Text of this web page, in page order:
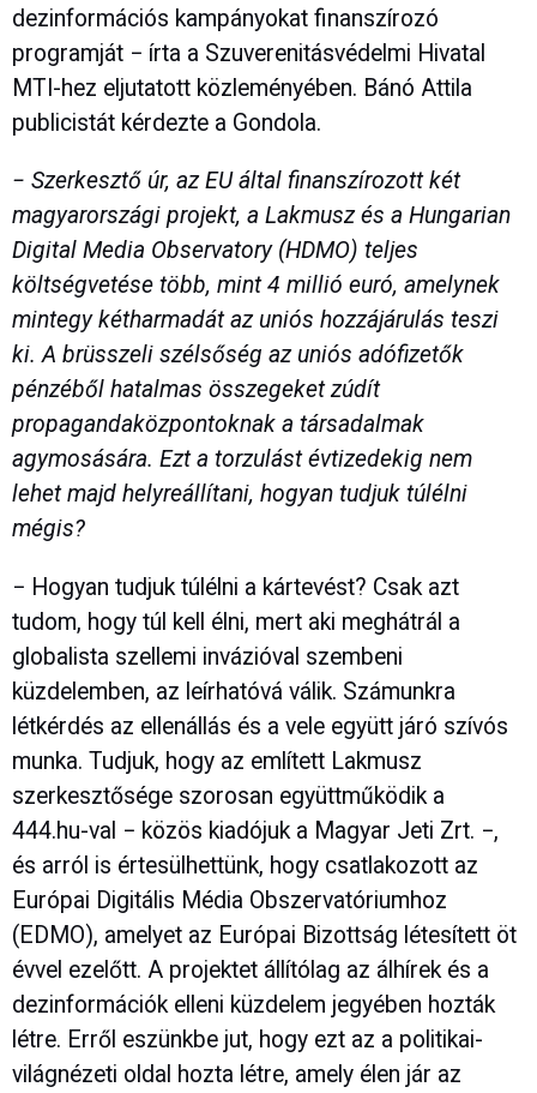
dezinformációs kampányokat finanszírozó
programját − írta a Szuverenitásvédelmi Hivatal
MTI-hez eljutatott közleményében. Bánó Attila
publicistát kérdezte a Gondola.
− Szerkesztő úr, az EU által finanszírozott két
magyarországi projekt, a Lakmusz és a Hungarian
Digital Media Observatory (HDMO) teljes
költségvetése több, mint 4 millió euró, amelynek
mintegy kétharmadát az uniós hozzájárulás teszi
ki. A brüsszeli szélsőség az uniós adófizetők
pénzéből hatalmas összegeket zúdít
propagandaközpontoknak a társadalmak
agymosására. Ezt a torzulást évtizedekig nem
lehet majd helyreállítani, hogyan tudjuk túlélni
mégis?
− Hogyan tudjuk túlélni a kártevést? Csak azt
tudom, hogy túl kell élni, mert aki meghátrál a
globalista szellemi invázióval szembeni
küzdelemben, az leírhatóvá válik. Számunkra
létkérdés az ellenállás és a vele együtt járó szívós
munka. Tudjuk, hogy az említett Lakmusz
szerkesztősége szorosan együttműködik a
444.hu-val − közös kiadójuk a Magyar Jeti Zrt. −,
és arról is értesülhettünk, hogy csatlakozott az
Európai Digitális Média Obszervatóriumhoz
(EDMO), amelyet az Európai Bizottság létesített öt
évvel ezelőtt. A projektet állítólag az álhírek és a
dezinformációk elleni küzdelem jegyében hozták
létre. Erről eszünkbe jut, hogy ezt az a politikai-
világnézeti oldal hozta létre, amely élen jár az